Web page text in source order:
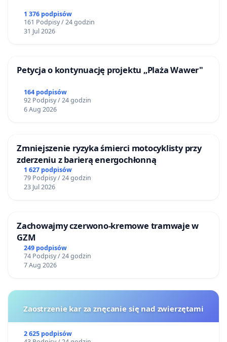
1 376 podpisów
161 Podpisy / 24 godzin
31 Jul 2026
Petycja o kontynuację projektu „Plaża Wawer"
164 podpisów
92 Podpisy / 24 godzin
6 Aug 2026
Zmniejszenie ryzyka śmierci motocyklisty przy
zderzeniu z barierą energochłonną
1 627 podpisów
79 Podpisy / 24 godzin
23 Jul 2026
Zachowajmy czerwono-kremowe tramwaje w
GZM
249 podpisów
74 Podpisy / 24 godzin
7 Aug 2026
Zaostrzenie kar za znęcanie się nad zwierzętami
2 625 podpisów